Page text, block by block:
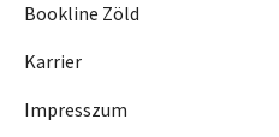
Bookline Zöld
Karrier
Impresszum